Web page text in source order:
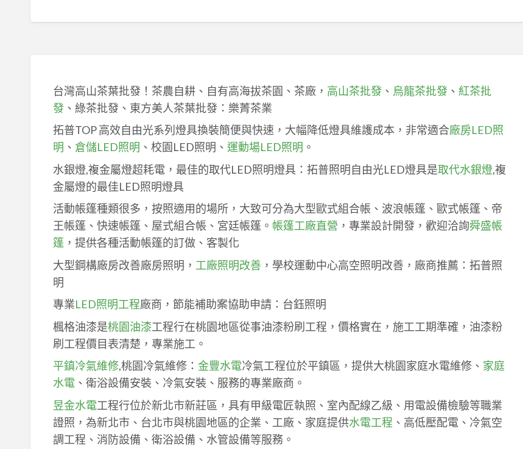
台灣高山茶葉批發！茶農自耕、自有高海拔茶園、茶廠， 高山茶批發、 烏龍茶批發、 紅茶批
發、綠茶批發、東方美人茶葉批發：樂菁茶業
拓普TOP 高效自由光系列燈具換裝簡便與快速，大幅降低燈具維護成本，非常適合廠房LED照
明 、 倉儲LED照明 、校園LED照明、 運動場LED照明 。
水銀燈,複金屬燈超耗電，最佳的取代LED照明燈具：拓普照明自由光LED燈具是取代水銀燈,複
金屬燈的最佳LED照明燈具
活動帳篷種類很多，按照適用的場所，大致可分為大型歐式組合帳、波浪帳篷、歐式帳篷、帝
王帳篷、快速帳篷、屋式組合帳、宮廷帳篷。 帳篷工廠直營 ，專業設計開發，歡迎洽詢舜盛帳
篷，提供各種活動帳篷的訂做、客製化
大型鋼構廠房改善廠房照明， 工廠照明改善，學校運動中心高空照明改善，廠商推薦：拓普照
明
專業LED照明工程廠商，節能補助案協助申請：台鈺照明
楓格油漆是桃園油漆工程行在桃園地區從事油漆粉刷工程，價格實在，施工工期準確，油漆粉
刷工程價目表清楚，專業施工。
平鎮冷氣維修,桃園冷氣維修： 金豐水電冷氣工程位於平鎮區，提供大桃園家庭水電維修、 家庭
水電、衛浴設備安裝、冷氣安裝、服務的專業廠商。
昱金水電工程行位於新北市新莊區，具有甲級電匠執照、室內配線乙級、用電設備檢驗等職業
證照，為新北市、台北市與桃園地區的企業、工廠、家庭提供水電工程 、高低壓配電、冷氣空
調工程、消防設備、衛浴設備、水管設備等服務。